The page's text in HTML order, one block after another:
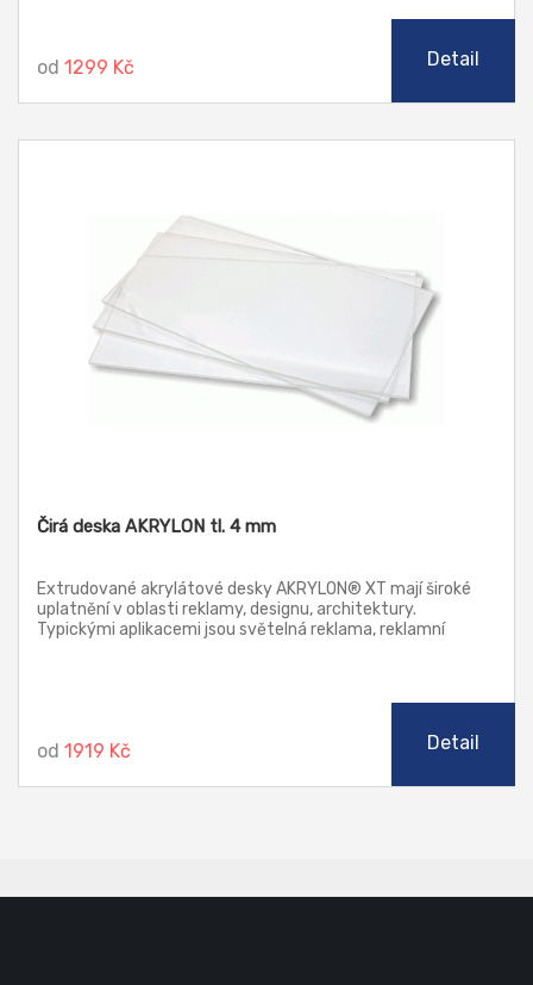
od 1299 Kč Detail
Čirá deska AKRYLON tl. 4 mm
Extrudované akrylátové desky AKRYLON® XT mají široké
uplatnění v oblasti reklamy, designu, architektury.
Typickými aplikacemi jsou světelná reklama, reklamní
od 1919 Kč Detail